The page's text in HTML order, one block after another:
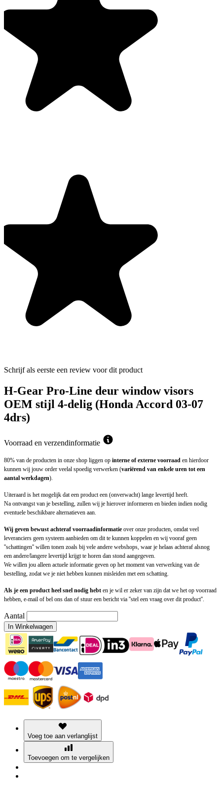
Schrijf als eerste een review voor dit product
H-Gear Pro-Line deur window visors
OEM stijl 4-delig (Honda Accord 03-07
4drs)
Voorraad en verzendinformatie
80% van de producten in onze shop liggen op interne of externe voorraad en hierdoor
kunnen wij jouw order veelal spoedig verwerken (variërend van enkele uren tot een
aantal werkdagen).
Uiteraard is het mogelijk dat een product een (onverwacht) lange levertijd heeft.
Na ontvangst van je bestelling, zullen wij je hierover informeren en bieden indien nodig
eventuele beschikbare alternatieven aan.
Wij geven bewust achteraf voorraadinformatie over onze producten, omdat veel
leveranciers geen systeem aanbieden om dit te kunnen koppelen en wij vooraf geen
''schattingen'' willen tonen zoals bij vele andere webshops, waar je helaas achteraf alsnog
een andere/langere levertijd krijgt te horen dan stond aangegeven.
We willen jou alleen actuele informatie geven op het moment van verwerking van de
bestelling, zodat we je niet hebben kunnen misleiden met een schatting.
Als je een product heel snel nodig hebt en je wil er zeker van zijn dat we het op voorraad
hebben, e-mail of bel ons dan of stuur een bericht via ''stel een vraag over dit product''.
Aantal
In Winkelwagen
Voeg toe aan verlanglijst
Toevoegen om te vergelijken